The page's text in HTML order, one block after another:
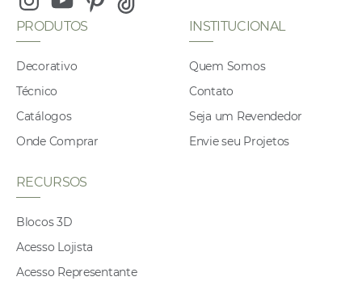
InstagramYoutubePinterest
Tiktok
PRODUTOS
Decorativo
Técnico
Catálogos
Onde Comprar
INSTITUCIONAL
Quem Somos
Contato
Seja um Revendedor
Envie seu Projetos
RECURSOS
Blocos 3D
Acesso Lojista
Acesso Representante